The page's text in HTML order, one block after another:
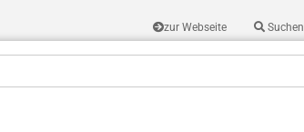
zur Webseite Suchen